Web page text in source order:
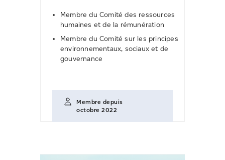
Membre du Comité des ressources
humaines et de la rémunération
Membre du Comité sur les principes
environnementaux, sociaux et de
gouvernance
Membre depuis
octobre 2022